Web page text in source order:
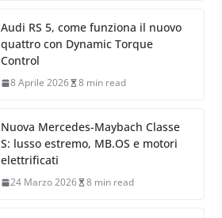
Audi RS 5, come funziona il nuovo
quattro con Dynamic Torque
Control
8 Aprile 2026 8 min read
Nuova Mercedes-Maybach Classe
S: lusso estremo, MB.OS e motori
elettrificati
24 Marzo 2026 8 min read